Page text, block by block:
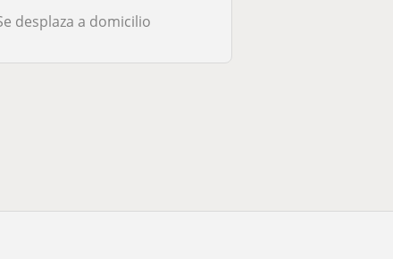
desplaza a domicilio